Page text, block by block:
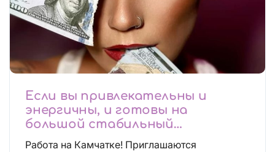
Если вы привлекательны и
энергичны, и готовы на
большой стабильный
заработок, тогда вы уже нашли,
Работа на Камчатке! Приглашаются